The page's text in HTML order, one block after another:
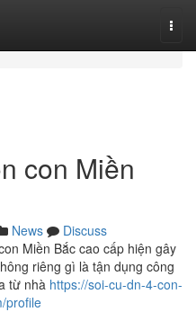
con Miền
News
Discuss
Miền Bắc cao cấp hiện gây
riêng gì là tận dụng công
từ nhà https://soi-cu-dn-4-con-
profile